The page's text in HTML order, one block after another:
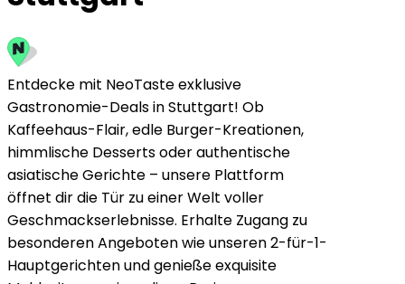
Entdecke mit NeoTaste exklusive
Gastronomie-Deals in Stuttgart! Ob
Kaffeehaus-Flair, edle Burger-Kreationen,
himmlische Desserts oder authentische
asiatische Gerichte – unsere Plattform
öffnet dir die Tür zu einer Welt voller
Geschmackserlebnisse. Erhalte Zugang zu
besonderen Angeboten wie unseren 2-für-1-
Hauptgerichten und genieße exquisite